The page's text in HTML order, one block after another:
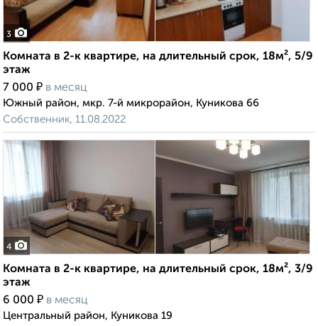
3
Комната в 2-к квартире, на длительный срок, 18м², 5/9
этаж
7 000 ₽ в месяц
Южный район, мкр. 7-й микрорайон, Куникова 66
Собственник, 11.08.2022
4
Комната в 2-к квартире, на длительный срок, 18м², 3/9
этаж
6 000 ₽ в месяц
Центральный район, Куникова 19